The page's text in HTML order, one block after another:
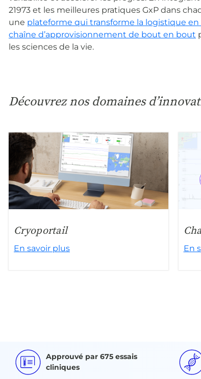
21973 et les meilleures pratiques GxP dans
une plateforme qui transforme la logistique
chaîne d’approvisionnement de bout en bout
les sciences de la vie.
Découvrez nos domaines
Cryoportail
En savoir plus En
Approuvé par 675 essais
cliniques